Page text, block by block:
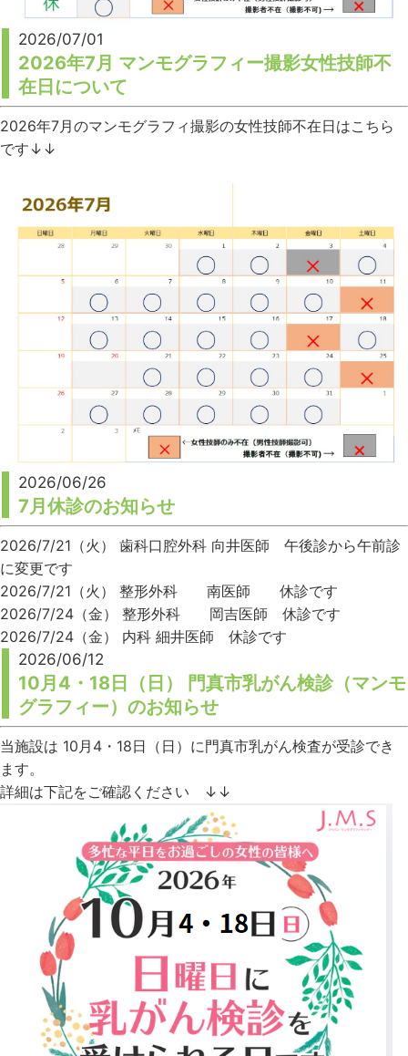
2026/07/01
2026年7月 マンモグラフィー撮影女性技師不
在日について
2026年7月のマンモグラフィ撮影の女性技師不在日はこちら
です↓↓
2026/06/26
7月休診のお知らせ
2026/7/21（火） 歯科口腔外科 向井医師 午後診から午前診
に変更です
2026/7/21（火） 整形外科 南医師 休診です
2026/7/24（金） 整形外科 岡吉医師 休診です
2026/7/24（金） 内科 細井医師 休診です
2026/06/12
10月4・18日（日） 門真市乳がん検診（マンモ
グラフィー）のお知らせ
当施設は 10月4・18日（日）に門真市乳がん検査が受診でき
ます。
詳細は下記をご確認ください ↓↓